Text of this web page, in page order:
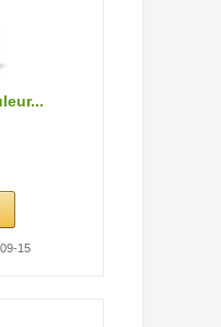
15